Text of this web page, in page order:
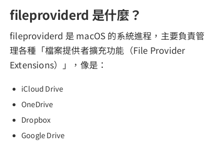
fileproviderd 是什麼？
fileproviderd 是 macOS 的系統進程，主要負責管
理各種「檔案提供者擴充功能（File Provider
Extensions）」，像是：
iCloud Drive
OneDrive
Dropbox
Google Drive